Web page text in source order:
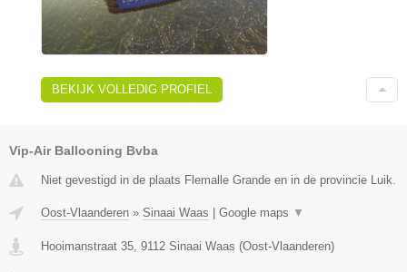
BEKIJK VOLLEDIG PROFIEL
Vip-Air Ballooning Bvba
Niet gevestigd in de plaats Flemalle Grande en in de provincie Luik.
Oost-Vlaanderen » Sinaai Waas Google maps ▼
Hooimanstraat 35, 9112 Sinaai Waas (Oost-Vlaanderen)